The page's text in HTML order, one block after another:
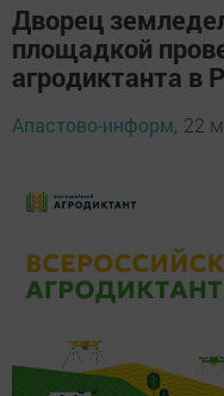
Дворец
площадкой
агродиктанта в
Апастово-информ, 22